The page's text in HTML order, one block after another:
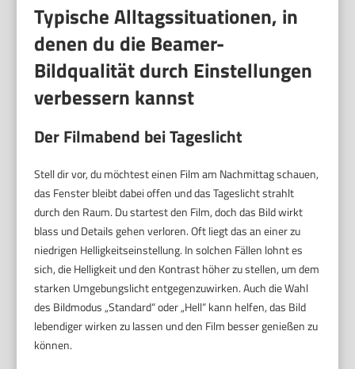
Typische Alltagssituationen, in
denen du die Beamer-
Bildqualität durch Einstellungen
verbessern kannst
Der Filmabend bei Tageslicht
Stell dir vor, du möchtest einen Film am Nachmittag schauen,
das Fenster bleibt dabei offen und das Tageslicht strahlt
durch den Raum. Du startest den Film, doch das Bild wirkt
blass und Details gehen verloren. Oft liegt das an einer zu
niedrigen Helligkeitseinstellung. In solchen Fällen lohnt es
sich, die Helligkeit und den Kontrast höher zu stellen, um dem
starken Umgebungslicht entgegenzuwirken. Auch die Wahl
des Bildmodus „Standard“ oder „Hell“ kann helfen, das Bild
lebendiger wirken zu lassen und den Film besser genießen zu
können.